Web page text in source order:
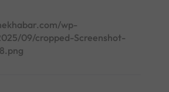
wp-
09/cropped-Screenshot-